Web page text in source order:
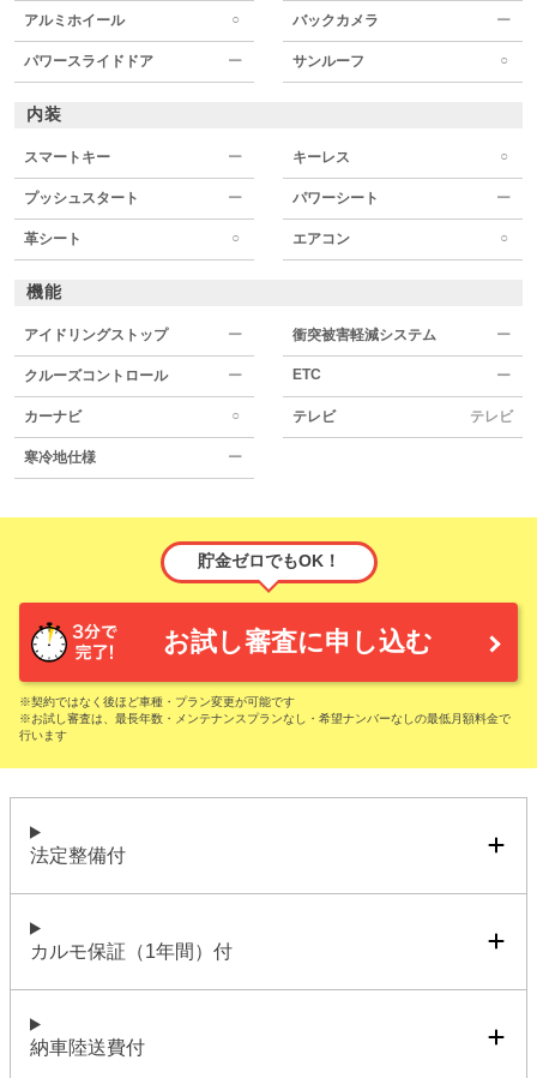
アルミホイール ○ バックカメラ ー
パワースライドドア ー サンルーフ ○
内装
スマートキー ー キーレス ○
プッシュスタート ー パワーシート ー
革シート ○ エアコン ○
機能
アイドリングストップ ー 衝突被害軽減システム ー
クルーズコントロール ー ETC ー
カーナビ ○ テレビ テレビ
寒冷地仕様 ー
貯金ゼロでもOK！
お試し審査に申し込む
※契約ではなく後ほど車種・プラン変更が可能です
※お試し審査は、最長年数・メンテナンスプランなし・希望ナンバーなしの最低月額料金で
行います
法定整備付
カルモ保証（1年間）付
納車陸送費付